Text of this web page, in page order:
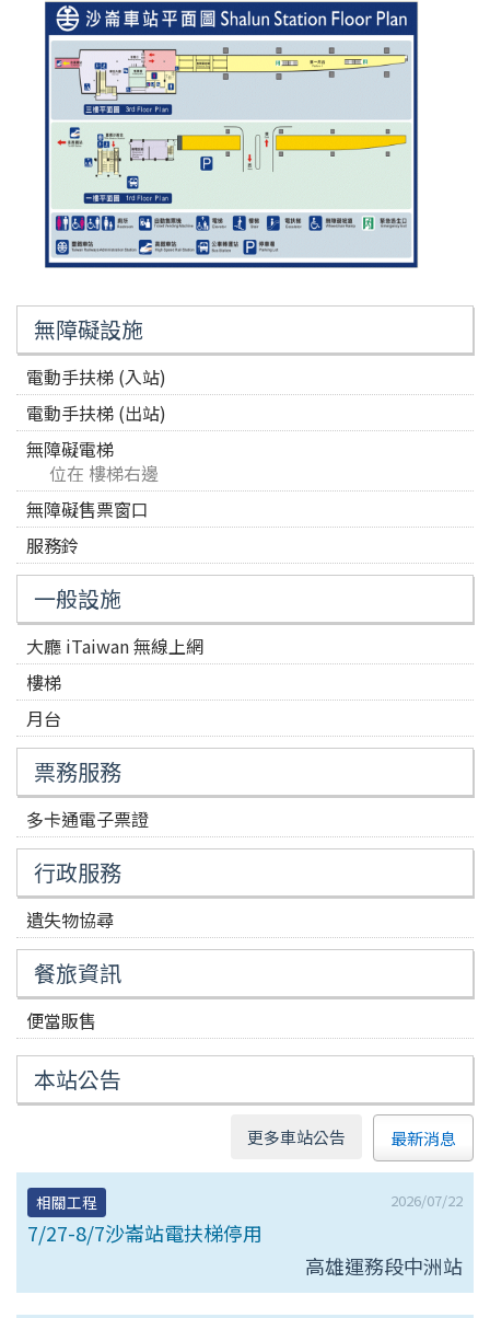
無障礙設施
電動手扶梯 (入站)
電動手扶梯 (出站)
無障礙電梯
位在 樓梯右邊
無障礙售票窗口
服務鈴
一般設施
大廳 iTaiwan 無線上網
樓梯
月台
票務服務
多卡通電子票證
行政服務
遺失物協尋
餐旅資訊
便當販售
本站公告
更多車站公告 最新消息
相關工程 2026/07/22
7/27-8/7沙崙站電扶梯停用
高雄運務段中洲站